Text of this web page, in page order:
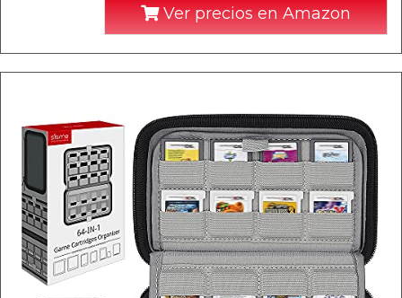
Ver precios en Amazon